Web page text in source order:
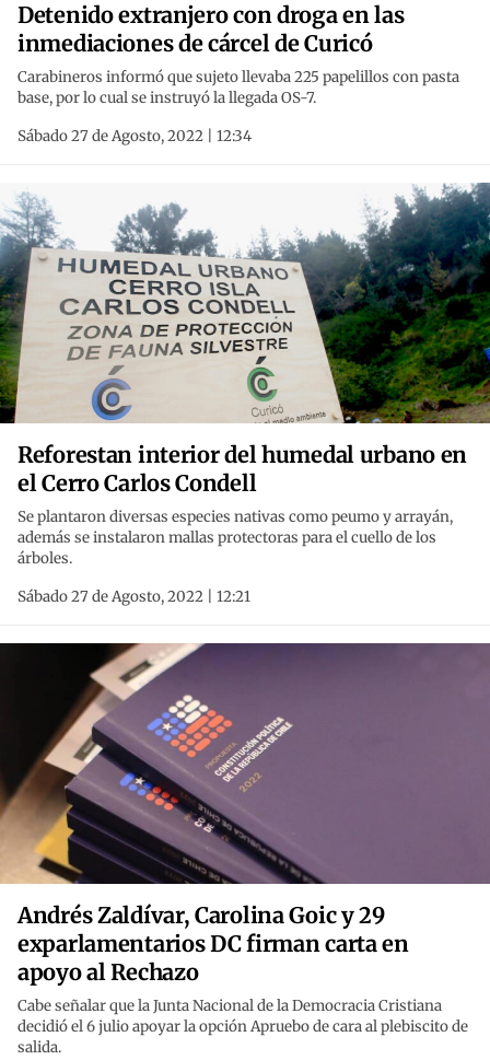
Detenido extranjero con droga en las
inmediaciones de cárcel de Curicó
Carabineros informó que sujeto llevaba 225 papelillos con pasta
base, por lo cual se instruyó la llegada OS-7.
Sábado 27 de Agosto, 2022 | 12:34
Reforestan interior del humedal urbano en
el Cerro Carlos Condell
Se plantaron diversas especies nativas como peumo y arrayán,
además se instalaron mallas protectoras para el cuello de los
árboles.
Sábado 27 de Agosto, 2022 | 12:21
Andrés Zaldívar, Carolina Goic y 29
exparlamentarios DC firman carta en
apoyo al Rechazo
Cabe señalar que la Junta Nacional de la Democracia Cristiana
decidió el 6 julio apoyar la opción Apruebo de cara al plebiscito de
salida.